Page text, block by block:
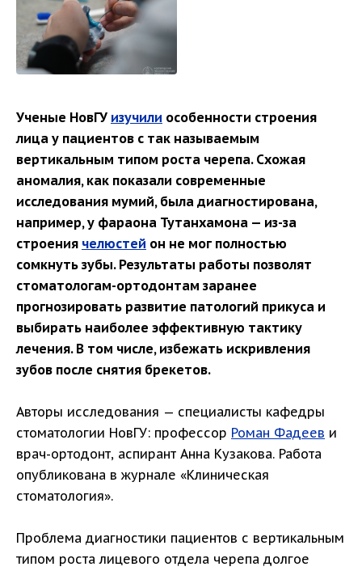
Ученые НовГУ изучили особенности строения
лица у пациентов с так называемым
вертикальным типом роста черепа. Схожая
аномалия, как показали современные
исследования мумий, была диагностирована,
например, у фараона Тутанхамона — из-за
строения челюстей он не мог полностью
сомкнуть зубы. Результаты работы позволят
стоматологам-ортодонтам заранее
прогнозировать развитие патологий прикуса и
выбирать наиболее эффективную тактику
лечения. В том числе, избежать искривления
зубов после снятия брекетов.
Авторы исследования — специалисты кафедры
стоматологии НовГУ: профессор Роман Фадеев и
врач-ортодонт, аспирант Анна Кузакова. Работа
опубликована в журнале «Клиническая
стоматология».
Проблема диагностики пациентов с вертикальным
типом роста лицевого отдела черепа долгое